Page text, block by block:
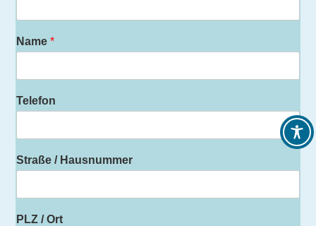
Name*
Telefon
Straße / Hausnummer
PLZ / Ort